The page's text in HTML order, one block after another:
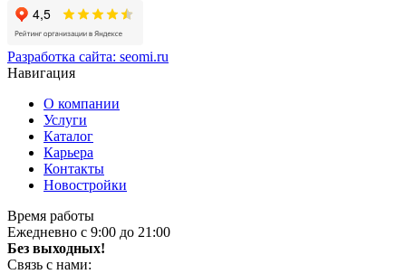
Разработка сайта: seomi.ru
Навигация
О компании
Услуги
Каталог
Карьера
Контакты
Новостройки
Время работы
Ежедневно с 9:00 до 21:00
Без выходных!
Связь с нами: